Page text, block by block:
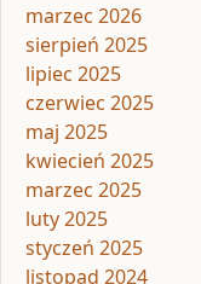
marzec 2026
sierpień 2025
lipiec 2025
czerwiec 2025
maj 2025
kwiecień 2025
marzec 2025
luty 2025
styczeń 2025
listopad 2024